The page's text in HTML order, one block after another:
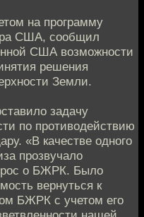
на программу
США, сообщил
США возможности
решения
Земли.
задачу
по противодействию
«В качестве одного
прозвучало
о БЖРК. Было
вернуться к
БЖРК с учетом его